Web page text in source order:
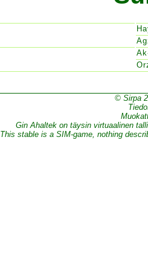
© Sirpa
Gin Ahaltek on täysin virtuaalinen
This stable is a SIM-game, nothing